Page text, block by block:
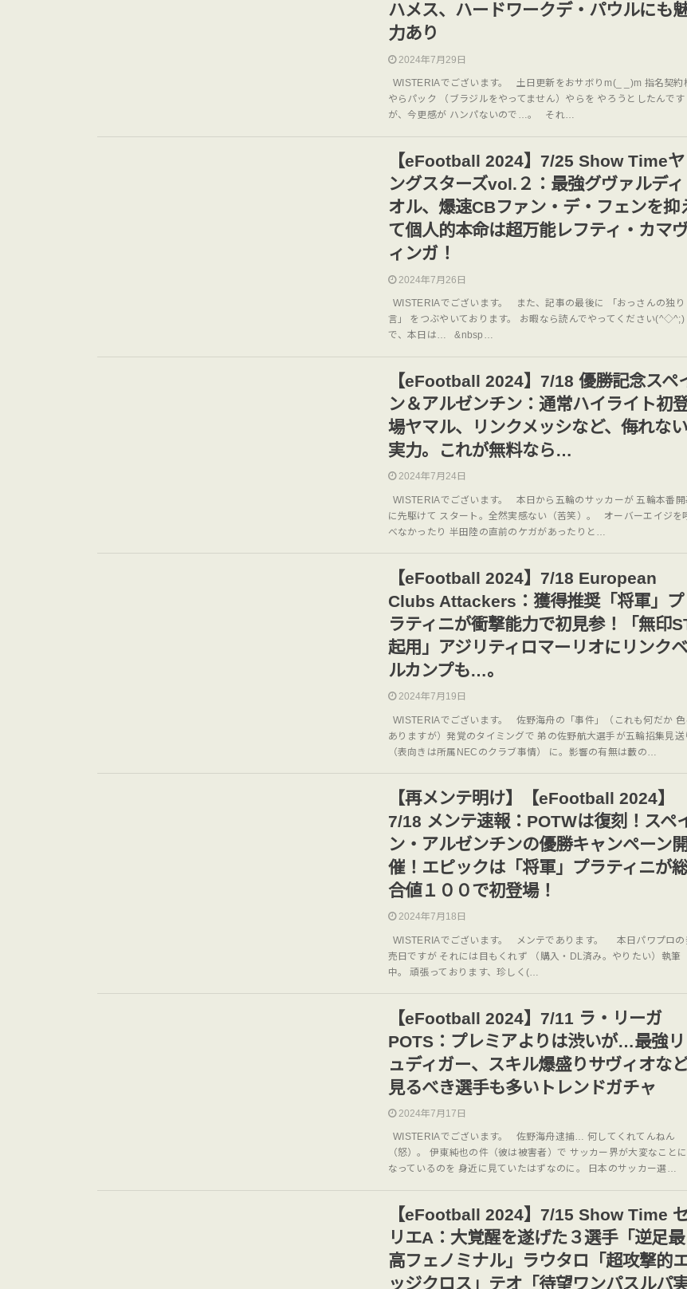
ハメス、ハードワークデ・パウルにも
力あり
2024年7月29日
WISTERIAでございます。 土日更新をおサボりm(_ _)m 指名契約
やらパック （ブラジルをやってません）やらを やろうとしたんです
が、今更感が ハンパないので…。 それ…
【eFootball 2024】7/25 Show Timeヤ
ングスターズvol.２：最強グヴァルディ
オル、爆速CBファン・デ・フェンを抑
て個人的本命は超万能レフティ・カマ
ィンガ！
2024年7月26日
WISTERIAでございます。 また、記事の最後に 「おっさんの独り
言」 をつぶやいております。 お暇なら読んでやってください(^◇^;)
で、本日は… &nbsp…
【eFootball 2024】7/18 優勝記念スペ
ン＆アルゼンチン：通常ハイライト初
場ヤマル、リンクメッシなど、侮れない
実力。これが無料なら…
2024年7月24日
WISTERIAでございます。 本日から五輪のサッカーが 五輪本番開
に先駆けて スタート。全然実感ない（苦笑）。 オーバーエイジを
べなかったり 半田陸の直前のケガがあったりと…
【eFootball 2024】7/18 European
Clubs Attackers：獲得推奨「将軍」プ
ラティニが衝撃能力で初見参！「無印
起用」アジリティロマーリオにリンクベ
ルカンプも…。
2024年7月19日
WISTERIAでございます。 佐野海舟の「事件」（これも何だか 色
ありますが）発覚のタイミングで 弟の佐野航大選手が五輪招集見送
（表向きは所属NECのクラブ事情） に。影響の有無は藪の…
【再メンテ明け】【eFootball 2024】
7/18 メンテ速報：POTWは復刻！スペ
ン・アルゼンチンの優勝キャンペーン開
催！エピックは「将軍」プラティニが
合値１００で初登場！
2024年7月18日
WISTERIAでございます。 メンテであります。 本日パワプロの
売日ですが それには目もくれず （購入・DL済み。やりたい）執筆
中。 頑張っております、珍しく(…
【eFootball 2024】7/11 ラ・リーガ
POTS：プレミアよりは渋いが…最強リ
ュディガー、スキル爆盛りサヴィオな
見るべき選手も多いトレンドガチャ
2024年7月17日
WISTERIAでございます。 佐野海舟逮捕… 何してくれてんねん
（怒）。 伊東純也の件（彼は被害者）で サッカー界が大変なことに
なっているのを 身近に見ていたはずなのに。 日本のサッカー選…
【eFootball 2024】7/15 Show Time
リエA：大覚醒を遂げた３選手「逆足最
高フェノミナル」ラウタロ「超攻撃的
ッジクロス」テオ「待望ワンパスルパ